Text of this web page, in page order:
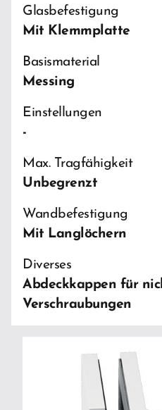
Glasbefestigung
Mit Klemmplatte
Basismaterial
Messing
Einstellungen
-
Max. Tragfähigkeit
Unbegrenzt
Wandbefestigung
Mit Langlöchern
Diverses
Abdeckkappen für
Verschraubungen